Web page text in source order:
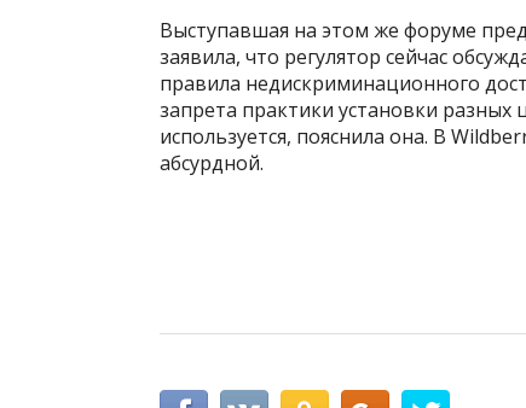
Выступавшая на этом же форуме
заявила, что регулятор сейчас
правила недискриминационного
запрета практики установки разных
используется, пояснила она. В
абсурдной.